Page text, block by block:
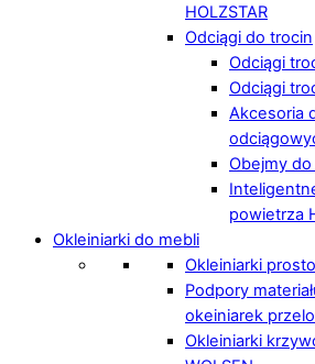
HOLZSTAR
Odciągi do trocin
Odciągi
Odciągi
Akcesoria
Obejmy do
powietrza
Okleiniarki do mebli
Okleiniarki
Podpory
okeiniarek
Okleiniarki